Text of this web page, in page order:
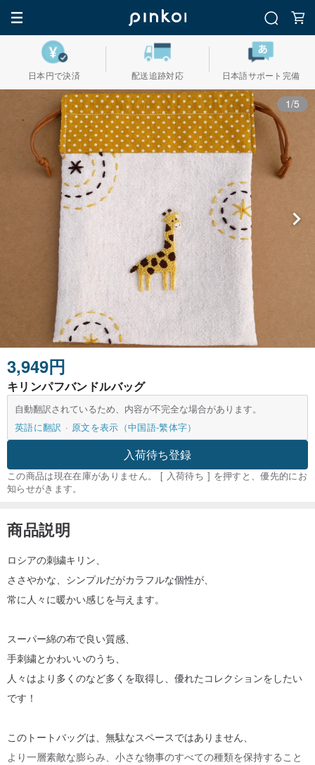
日本円で決済 配送追跡対応 日本語サポート完備
1/5
3,949円
キリンパフバンドルバッグ
自動翻訳されているため、内容が不完全な場合があります。
英語に翻訳
原文を表示（中国語-繁体字）
入荷待ち登録
この商品は現在在庫がありません。 [ 入荷待ち ] を押すと、優先的にお
知らせがきます。
商品説明
ロシアの刺繍キリン、
ささやかな、シンプルだがカラフルな個性が、
常に人々に暖かい感じを与えます。
スーパー綿の布で良い質感、
手刺繍とかわいいのうち、
人々はより多くのなど多くを取得し、優れたコレクションをしたい
です！
このトートバッグは、無駄なスペースではありません、
より一層素敵な膨らみ、小さな物事のすべての種類を保持すること